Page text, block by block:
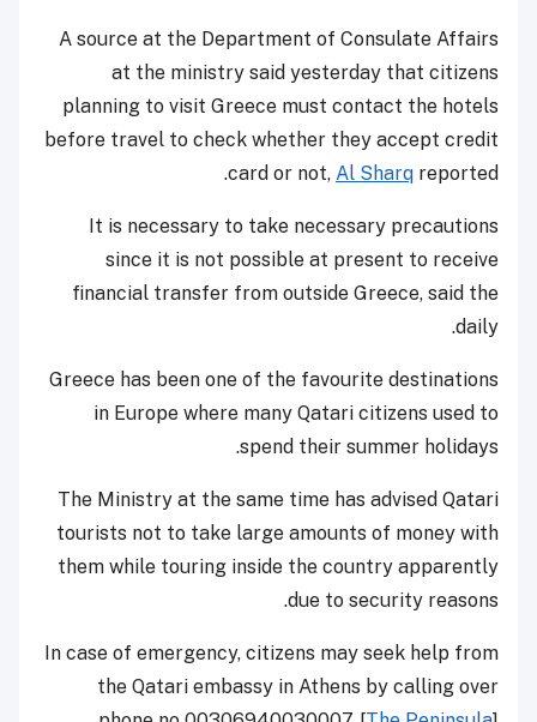
A source at the Department of Consulate Affairs
at the ministry said yesterday that citizens
planning to visit Greece must contact the hotels
before travel to check whether they accept credit
card or not, Al Sharq reported.
It is necessary to take necessary precautions
since it is not possible at present to receive
financial transfer from outside Greece, said the
daily.
Greece has been one of the favourite destinations
in Europe where many Qatari citizens used to
spend their summer holidays.
The Ministry at the same time has advised Qatari
tourists not to take large amounts of money with
them while touring inside the country apparently
due to security reasons.
In case of emergency, citizens may seek help from
the Qatari embassy in Athens by calling over